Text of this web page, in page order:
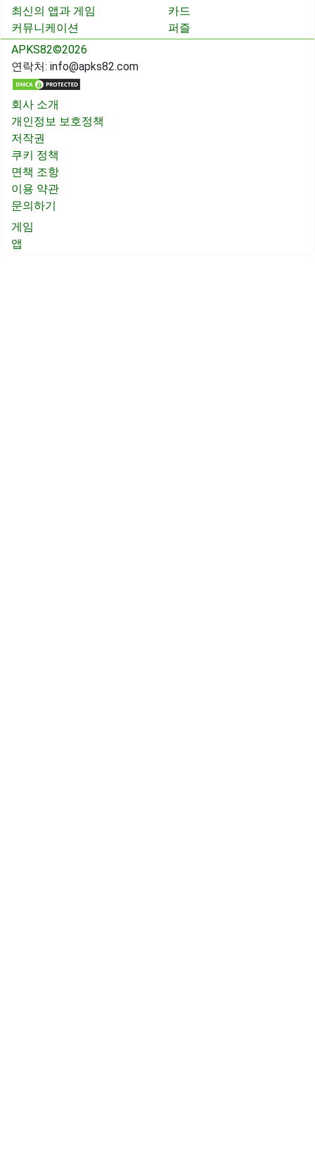
최신의 앱과 게임
카드
커뮤니케이션
퍼즐
APKS82©2026
연락처: info@apks82.com
회사 소개
개인정보 보호정책
저작권
쿠키 정책
면책 조항
이용 약관
문의하기
게임
앱